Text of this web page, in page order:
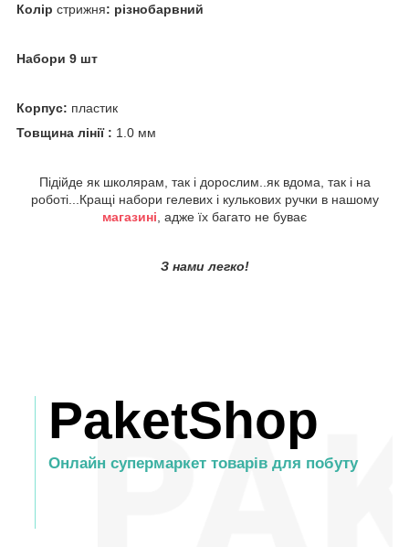
Колір стрижня: різнобарвний
Набори 9 шт
Корпус: пластик
Товщина лінії : 1.0 мм
Підійде як школярам, так і дорослим..як вдома, так і на
роботі...Кращі набори гелевих і кулькових ручки в нашому
магазині , адже їх багато не буває
З нами легко!
PaketShop
Онлайн супермаркет товарів для побуту